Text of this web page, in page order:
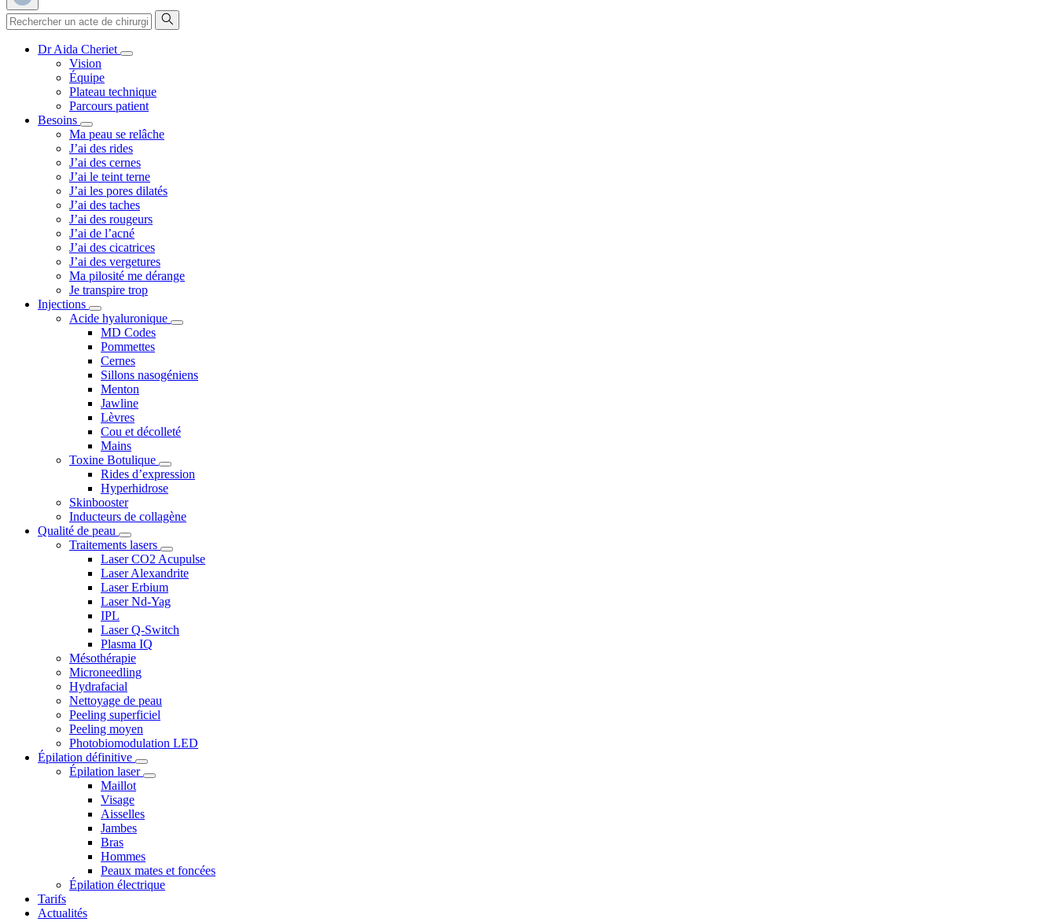
Dr Aida Cheriet
Vision
Équipe
Plateau technique
Parcours patient
Besoins
Ma peau se relâche
J’ai des rides
J’ai des cernes
J’ai le teint terne
J’ai les pores dilatés
J’ai des taches
J’ai des rougeurs
J’ai de l’acné
J’ai des cicatrices
J’ai des vergetures
Ma pilosité me dérange
Je transpire trop
Injections
Acide hyaluronique
MD Codes
Pommettes
Cernes
Sillons nasogéniens
Menton
Jawline
Lèvres
Cou et décolleté
Mains
Toxine Botulique
Rides d’expression
Hyperhidrose
Skinbooster
Inducteurs de collagène
Qualité de peau
Traitements lasers
Laser CO2 Acupulse
Laser Alexandrite
Laser Erbium
Laser Nd-Yag
IPL
Laser Q-Switch
Plasma IQ
Mésothérapie
Microneedling
Hydrafacial
Nettoyage de peau
Peeling superficiel
Peeling moyen
Photobiomodulation LED
Épilation définitive
Épilation laser
Maillot
Visage
Aisselles
Jambes
Bras
Hommes
Peaux mates et foncées
Épilation électrique
Tarifs
Actualités